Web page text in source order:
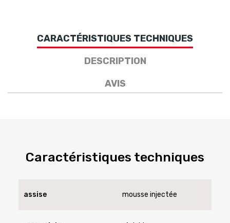
CARACTÉRISTIQUES TECHNIQUES
DESCRIPTION
AVIS
Caractéristiques techniques
assise mousse injectée